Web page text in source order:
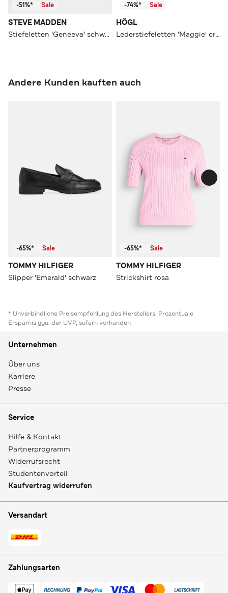
-51%* Sale
STEVE MADDEN
Stiefeletten 'Geneeva' schwarz
-74%* Sale
HÖGL
Lederstiefeletten 'Maggie' creme
Andere Kunden kauften auch
-65%* Sale
TOMMY HILFIGER
Slipper 'Emerald' schwarz
-65%* Sale
TOMMY HILFIGER
Strickshirt rosa
* Unverbindliche Preisempfehlung des Herstellers. Prozentuale
Ersparnis ggü. der UVP, sofern vorhanden
Unternehmen
Über uns
Karriere
Presse
Service
Hilfe & Kontakt
Partnerprogramm
Widerrufsrecht
Studentenvorteil
Kaufvertrag widerrufen
Versandart
Zahlungsarten